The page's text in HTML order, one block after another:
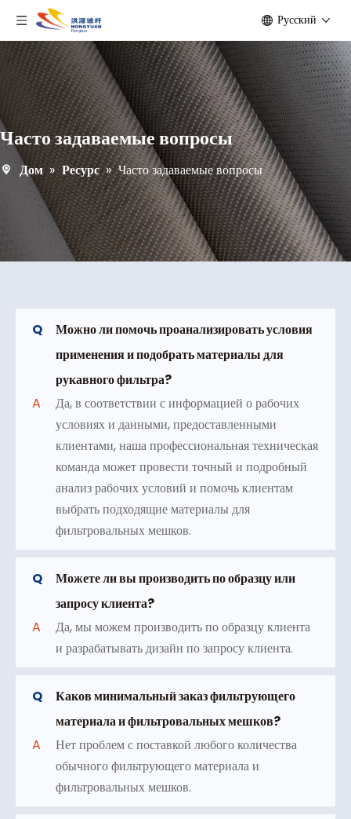
Pусский
Часто задаваемые вопросы
Дом » Ресурс » Часто задаваемые вопросы
Q
Можно ли помочь проанализировать условия
применения и подобрать материалы для
рукавного фильтра?
A
Да, в соответствии с информацией о рабочих
условиях и данными, предоставленными
клиентами, наша профессиональная техническая
команда может провести точный и подробный
анализ рабочих условий и помочь клиентам
выбрать подходящие материалы для
фильтровальных мешков.
Q
Можете ли вы производить по образцу или
запросу клиента?
A
Да, мы можем производить по образцу клиента
и разрабатывать дизайн по запросу клиента.
Q
Каков минимальный заказ фильтрующего
материала и фильтровальных мешков?
A
Нет проблем с поставкой любого количества
обычного фильтрующего материала и
фильтровальных мешков.